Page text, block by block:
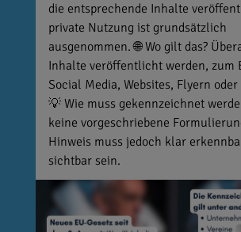
die entsprechende Inhalte
private Nutzung ist grundsätzlich
ausgenommen. 🌐 Wo gilt das?
Inhalte veröffentlicht werden, zum
Social Media, Websites, Flyern
💡 Wie muss gekennzeichnet
keine vorgeschriebene
Hinweis muss jedoch klar
sichtbar sein.